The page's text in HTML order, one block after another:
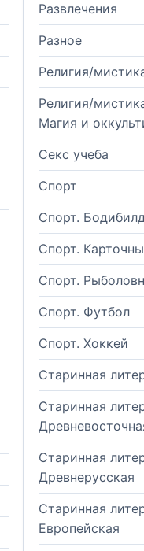
Развлечения
Разное
Религия/
Религия/
Магия и
Секс учеба
Спорт
Спорт.
Спорт.
Спорт.
Спорт. Футбол
Спорт. Хоккей
Старинная
Старинная
Старинная
Древнерусская
Старинная
Европейская